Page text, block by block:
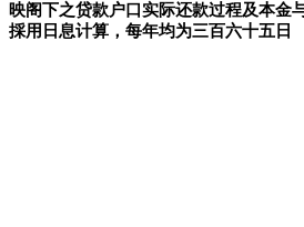
映阁下之贷款户口实际还款过程及本金
採用日息计算，每年均为三百六十五日